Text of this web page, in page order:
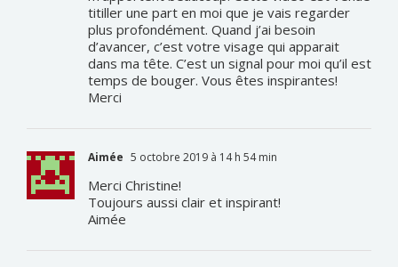
titiller une part en moi que je vais regarder
plus profondément. Quand j’ai besoin
d’avancer, c’est votre visage qui apparait
dans ma tête. C’est un signal pour moi qu’il est
temps de bouger. Vous êtes inspirantes!
Merci
Aimée 5 octobre 2019 à 14 h 54 min
Merci Christine!
Toujours aussi clair et inspirant!
Aimée